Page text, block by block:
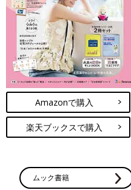
Amazonで購入
楽天ブックスで購入
ムック書籍